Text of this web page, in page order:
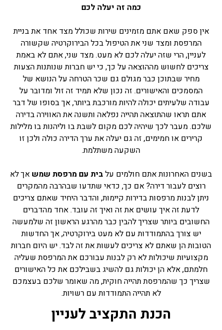
כמה זה יעלה לכם
אין ספק שאם אתם מזמינים שירות שכולל מצד אחד את בניית
המרפסת ומצד שני את הטיפול בכל הבירוקרטיה שקשורה
לעניין, הרי שזה יעלה לכם לא מעט. מצד שני, אתם לא באמת
צריכים לחשוש מההוצאה על כך, כי יש חברות שנותנות הצעות
מחיר שבתוכן כבר מגולם גם שכר הטרחה על הנושא של
המסמכים והאישורים. זה נכון שלא תמיד זה זול ומדובר על
עבודה שלעיתים יכולה להיות מורכבת ביותר, אך בסופו של דבר
אתם תראו שהתוצאה תהייה נפלאה ותשנה את האווירה בדירה
שלכם. מעבר לכך שיהיה לכם מקום לשבת בו וליהנות בו מלילות
קרירים או חמימים, זה גם יעלה את ערך הדירה כולה ולכן זו
השקעה משתלמת.
בשנים האחרונות אתם חולמים עלבית עם מרפסת שמש אך לא
רוצים לעבור דירה? אם כך, כדאי שתדעו שבהרבה מהמקרים
ניתן לבנות מרפסות בדירות קיימות, והדבר היחיד שאתם צריכים
לדעת זה איך עושים את זה ואיך זה עובד. אחד מהדברים
החשובים ביותר שצריך להבין כבר מהרגע הראשון זה שלמעשה
יש צורך בהתמודדות עם לא מעט בירוקרטיה, אך החדשות
הטובות הן שאתם לא צריכים לעשות את זה לבד. יש היום חברות
מקצועיות שיכולות לא רק לבנות עבורכם את המרפסת שעליה
חלמתם, אלא הן יכולות גם להשיג בשבילכם את כל האישורים
שצריך כך שהמרפסת תהייה חוקית, מה שאומר שלכם בעצמכם
לא תהייה התמודדות עם רשויות.
הכנת התקציב לעניין